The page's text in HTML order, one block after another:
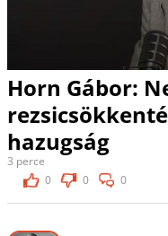
Horn Gábor:
hazugság
3 perce
0
0 0